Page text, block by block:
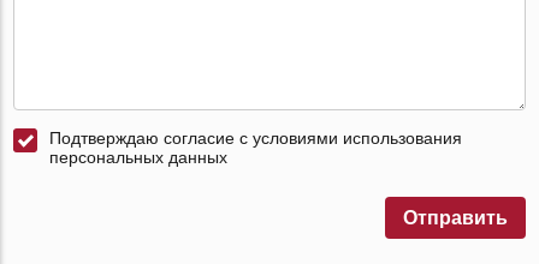
Подтверждаю согласие с условиями использования
персональных данных
Отправить